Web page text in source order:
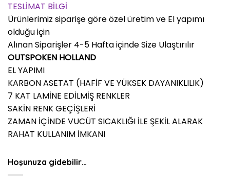
TESLİMAT BİLGİ
Ürünlerimiz siparişe göre özel üretim ve El yapımı
olduğu için
Alınan Siparişler 4-5 Hafta içinde Size Ulaştırılır
OUTSPOKEN HOLLAND
EL YAPIMI
KARBON ASETAT (HAFİF VE YÜKSEK DAYANIKLILIK)
7 KAT LAMİNE EDİLMİŞ RENKLER
SAKİN RENK GEÇİŞLERİ
ZAMAN İÇİNDE VUCÜT SICAKLIĞI İLE ŞEKİL ALARAK
RAHAT KULLANIM İMKANI
Hoşunuza gidebilir…